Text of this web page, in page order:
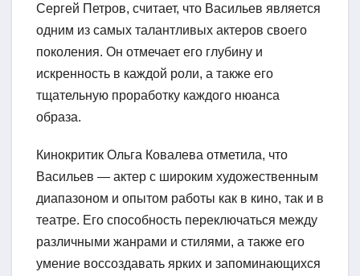
Сергей Петров, считает, что Васильев является
одним из самых талантливых актеров своего
поколения. Он отмечает его глубину и
искренность в каждой роли, а также его
тщательную проработку каждого нюанса
образа.
Кинокритик Ольга Ковалева отметила, что
Васильев — актер с широким художественным
диапазоном и опытом работы как в кино, так и в
театре. Его способность переключаться между
различными жанрами и стилями, а также его
умение воссоздавать ярких и запоминающихся